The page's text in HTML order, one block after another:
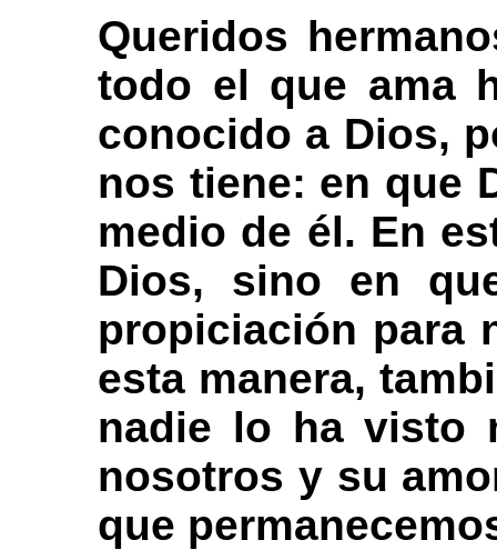
Queridos
todo el que ama
conocido a Dios,
nos tiene: en que
medio de él. En
Dios, sino en
propiciación para
esta manera,
nadie lo ha visto
nosotros y su
que